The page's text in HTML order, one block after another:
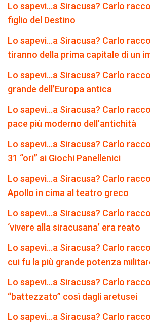
Lo sapevi…a Siracusa? Carlo
figlio del Destino
Lo sapevi…a Siracusa? Carlo
tiranno della prima capitale di un
Lo sapevi…a Siracusa? Carlo
grande dell’Europa antica
Lo sapevi…a Siracusa? Carlo
pace più moderno dell’antichità
Lo sapevi…a Siracusa? Carlo
31 “ori” ai Giochi Panellenici
Lo sapevi…a Siracusa? Carlo
Apollo in cima al teatro greco
Lo sapevi…a Siracusa? Carlo
‘vivere alla siracusana’ era reato
Lo sapevi…a Siracusa? Carlo
cui fu la più grande potenza
Lo sapevi…a Siracusa? Carlo
“battezzato” così dagli aretusei
Lo sapevi…a Siracusa? Carlo